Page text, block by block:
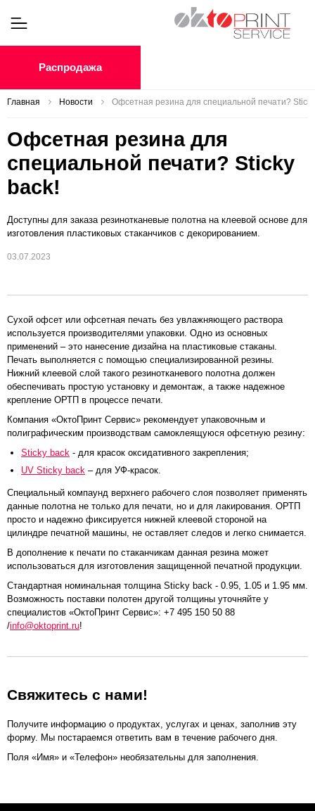
Распродажа
Главная Новости Офсетная резина для специальной печати?
Офсетная резина для
специальной печати? Sticky
back!
Доступны для заказа резинотканевые полотна на клеевой основе для
изготовления пластиковых стаканчиков с декорированием.
03.07.2023
Сухой офсет или офсетная печать без увлажняющего раствора
используется производителями упаковки. Одно из основных
применений – это нанесение дизайна на пластиковые стаканы.
Печать выполняется с помощью специализированной резины.
Нижний клеевой слой такого резинотканевого полотна должен
обеспечивать простую установку и демонтаж, а также надежное
крепление ОРТП в процессе печати.
Компания «ОктоПринт Сервис» рекомендует упаковочным и
полиграфическим производствам самоклеящуюся офсетную резину:
Sticky back - для красок оксидативного закрепления;
UV Sticky back – для УФ-красок.
Специальный компаунд верхнего рабочего слоя позволяет применять
данные полотна не только для печати, но и для лакирования. ОРТП
просто и надежно фиксируется нижней клеевой стороной на
цилиндре печатной машины, не оставляет следов и легко снимается.
В дополнение к печати по стаканчикам данная резина может
использоваться для изготовления защищенной печатной продукции.
Стандартная номинальная толщина Sticky back - 0.95, 1.05 и 1.95 мм.
Возможность поставки полотен другой толщины уточняйте у
специалистов «ОктоПринт Сервис»: +7 495 150 50 88
/info@oktoprint.ru!
Свяжитесь с нами!
Получите информацию о продуктах, услугах и ценах, заполнив эту
форму. Мы постараемся ответить вам в течение рабочего дня.
Поля «Имя» и «Телефон» необязательны для заполнения.